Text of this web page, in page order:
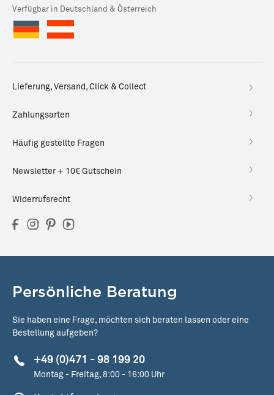
Verfügbar in Deutschland & Österreich
Lieferung, Versand, Click & Collect
Zahlungsarten
Häufig gestellte Fragen
Newsletter + 10€ Gutschein
Widerrufsrecht
Persönliche Beratung
Sie haben eine Frage, möchten sich beraten lassen oder eine
Bestellung aufgeben?
+49 (0)471 - 98 199 20
Montag - Freitag, 8:00 - 16:00 Uhr